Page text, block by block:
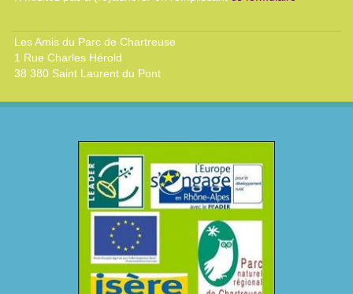
Les Amis du Parc de Chartreuse
1 Rue Charles Hérold
38 380 Saint Laurent du Pont